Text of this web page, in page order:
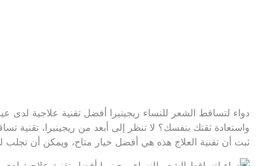
دواء لتساقط الشعر للنساء ريجينيرا أفضل تقنية علاجية
واستعادة ثقتك بنفسك؟ لا تنظر إلى أبعد من ريجينيرا، تقنية
ثبت أن تقنية العلاج هذه هي أفضل خيار متاح، ويمكن أن تجلب لك